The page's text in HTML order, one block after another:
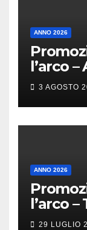
ANNO 2026
l’arco
3 AGOSTO
ANNO 2026
l’arco
29 LUGLIO